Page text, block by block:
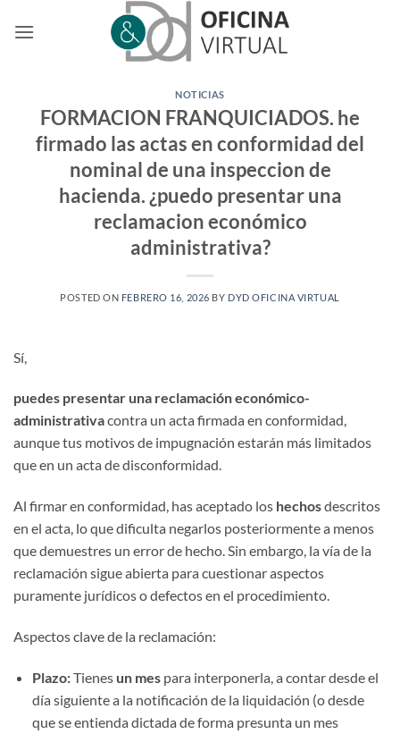
NOTICIAS
FORMACION FRANQUICIADOS. he
firmado las actas en conformidad del
nominal de una inspeccion de
hacienda. ¿puedo presentar una
reclamacion económico
administrativa?
POSTED ON FEBRERO 16, 2026 BY DYD OFICINA VIRTUAL
Sí,
puedes presentar una reclamación económico-
administrativacontra un acta firmada en conformidad,
aunque tus motivos de impugnación estarán más limitados
que en un acta de disconformidad.
Al firmar en conformidad, has aceptado los hechosdescritos
en el acta, lo que dificulta negarlos posteriormente a menos
que demuestres un error de hecho. Sin embargo, la vía de la
reclamación sigue abierta para cuestionar aspectos
puramente jurídicos o defectos en el procedimiento.
Aspectos clave de la reclamación:
Plazo:Tienes un mespara interponerla, a contar desde el
día siguiente a la notificación de la liquidación (o desde
que se entienda dictada de forma presunta un mes